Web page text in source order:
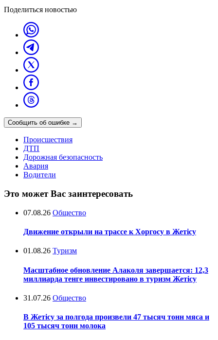
Поделиться новостью
Сообщить об ошибке →
Происшествия
ДТП
Дорожная безопасность
Авария
Водители
Это может Вас заинтересовать
07.08.26 Общество
Движение открыли на трассе к Хоргосу в Жетісу
01.08.26 Туризм
Масштабное обновление Алаколя завершается: 12,3
миллиарда тенге инвестировано в туризм Жетісу
31.07.26 Общество
В Жетісу за полгода произвели 47 тысяч тонн мяса и
105 тысяч тонн молока